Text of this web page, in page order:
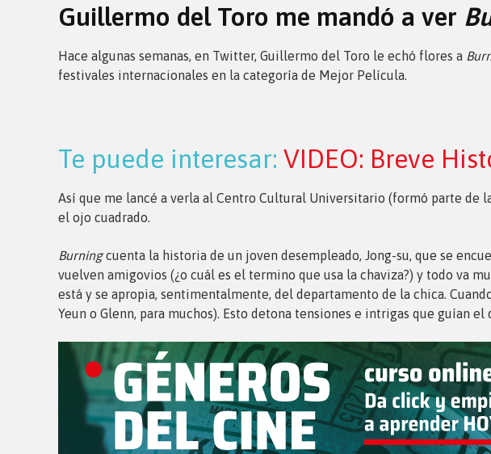
Guillermo del Toro me mandó a ver
Hace algunas semanas, en Twitter, Guillermo del Toro le echó flores a
festivales internacionales en la categoría de Mejor Película.
Te puede interesar: VIDEO: Breve
Así que me lancé a verla al Centro Cultural Universitario (formó parte de
el ojo cuadrado.
Burningcuenta la historia de un joven desempleado, Jong-su, que se
vuelven amigovios (¿o cuál es el termino que usa la chaviza?) y todo va
está y se apropia, sentimentalmente, del departamento de la chica.
Yeun o Glenn, para muchos). Esto detona tensiones e intrigas que guían